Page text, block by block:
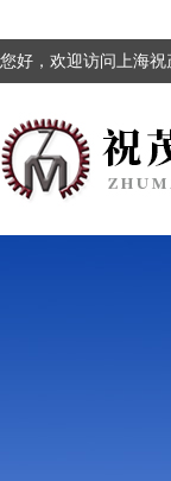
您好，欢迎访问上海祝